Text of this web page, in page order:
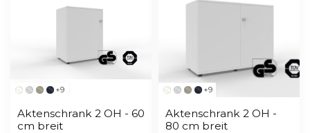
+9
Aktenschrank 2 OH - 60
cm breit
+9
Aktenschrank 2 OH -
80 cm breit